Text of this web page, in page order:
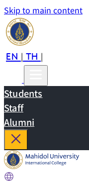
Skip to main content
EN|TH|
Students
Staff
Alumni